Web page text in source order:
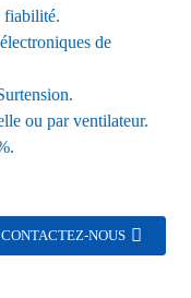
fiabilité.
de
ou par ventilateur.
CONTACTEZ-NOUS